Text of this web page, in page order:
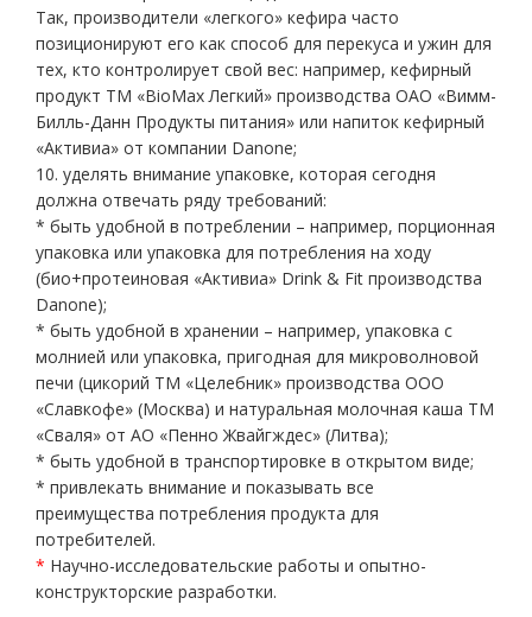
Так, производители «легкого» кефира часто
позиционируют его как способ для перекуса и ужин для
тех, кто контролирует свой вес: например, кефирный
продукт ТМ «BioMax Легкий» производства ОАО «Вимм-
Билль-Данн Продукты питания» или напиток кефирный
«Активиа» от компании Danone;
10. уделять внимание упаковке, которая сегодня
должна отвечать ряду требований:
* быть удобной в потреблении – например, порционная
упаковка или упаковка для потребления на ходу
(био+протеиновая «Активиа» Drink & Fit производства
Danone);
* быть удобной в хранении – например, упаковка с
молнией или упаковка, пригодная для микроволновой
печи (цикорий ТМ «Целебник» производства ООО
«Славкофе» (Москва) и натуральная молочная каша ТМ
«Сваля» от АО «Пенно Жвайгждес» (Литва);
* быть удобной в транспортировке в открытом виде;
* привлекать внимание и показывать все
преимущества потребления продукта для
потребителей.
* Научно-исследовательские работы и опытно-
конструкторские разработки.